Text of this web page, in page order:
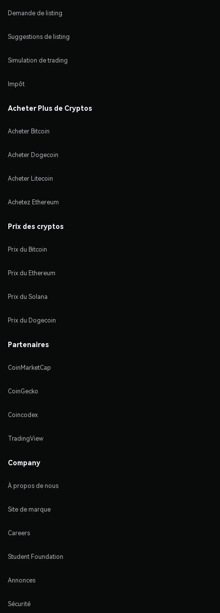
Demande de listing
Suggestions de listing
Simulation de trading
Impôt
Acheter Plus de Cryptos
Acheter Bitcoin
Acheter Dogecoin
Acheter Litecoin
Achetez Ethereum
Prix des cryptos
Prix du Bitcoin
Prix du Ethereum
Prix du Solana
Prix du Dogecoin
Partenaires
CoinMarketCap
CoinGecko
Coincodex
TradingView
Company
À propos de nous
Site de marque
Careers
Student Foundation
Annonces
Sécurité